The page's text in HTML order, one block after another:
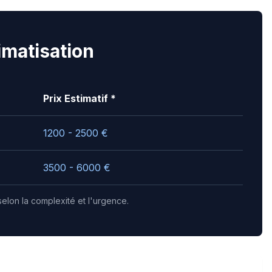
Prix Estimatif *
1200 - 2500 €
3500 - 6000 €
la complexité et l'urgence.